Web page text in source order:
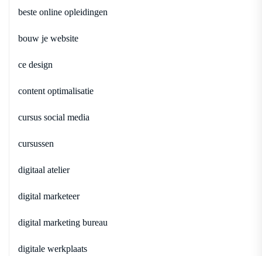
beste online opleidingen
bouw je website
ce design
content optimalisatie
cursus social media
cursussen
digitaal atelier
digital marketeer
digital marketing bureau
digitale werkplaats